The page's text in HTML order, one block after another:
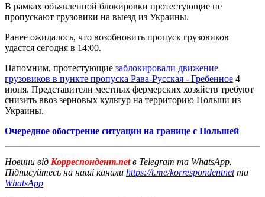
В рамках объявленной блокировки протестующие не
пропускают грузовики на выезд из Украины.
Ранее ожидалось, что возобновить пропуск грузовиков
удастся сегодня в 14:00.
Напомним, протестующие заблокировали движение
грузовиков в пункте пропуска Рава-Русская - Гребенное 4
июня. Представители местных фермерских хозяйств требуют
снизить ввоз зерновых культур на территорию Польши из
Украины.
Очередное обострение ситуации на границе с Польшей
Новини від Корреспондент.netв Telegram та WhatsApp.
Підписуйтесь на наші канали https://t.me/korrespondentnetта
WhatsApp